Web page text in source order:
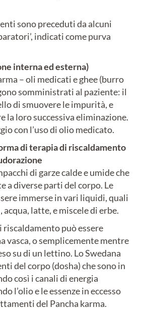
sono preceduti da alcuni
indicati come purva
interna ed esterna)
– oli medicati e ghee (burro
somministrati al paziente: il
di smuovere le impurità, e
la loro successiva eliminazione.
con l’uso di olio medicato.
di terapia di riscaldamento
di garze calde e umide che
a diverse parti del corpo. Le
immerse in vari liquidi, quali
latte, e miscele di erbe.
può essere
vasca, o semplicemente mentre
su di un lettino. Lo Swedana
del corpo (dosha) che sono in
così i canali di energia
l’olio e le essenze in eccesso
del Pancha karma.